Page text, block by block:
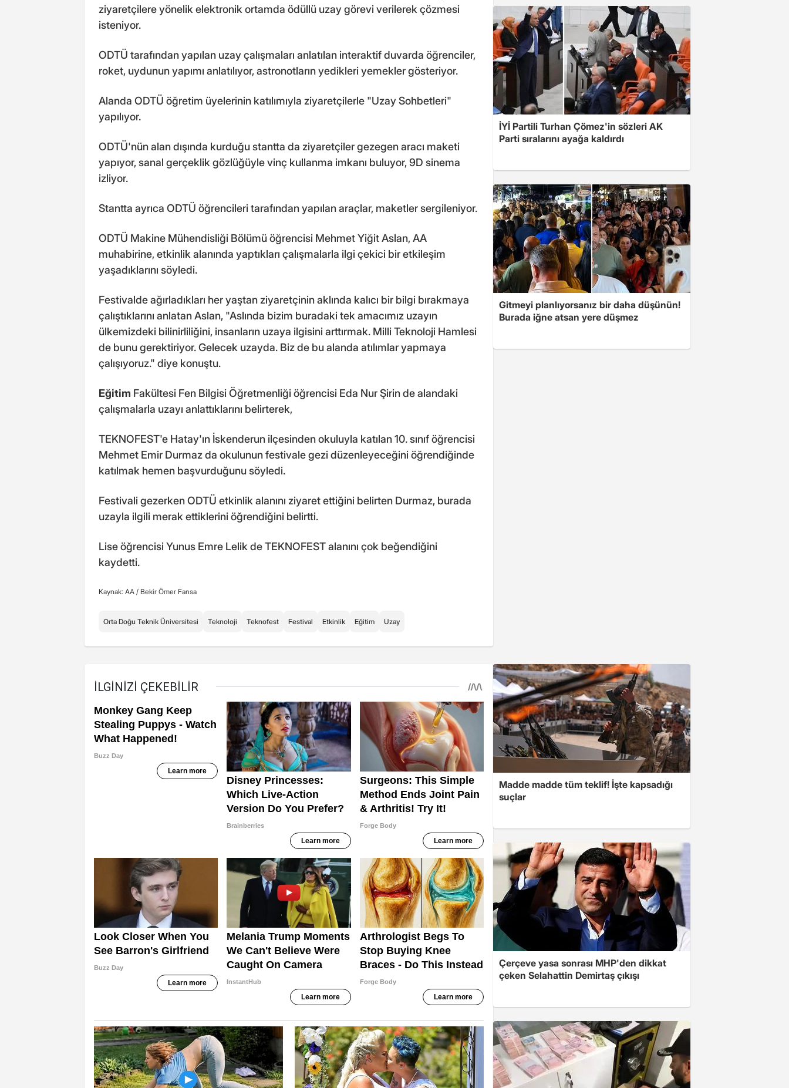
ziyaretçilere yönelik elektronik ortamda ödüllü uzay görevi verilerek çözmesi
isteniyor.
ODTÜ tarafından yapılan uzay çalışmaları anlatılan interaktif duvarda öğrenciler,
roket, uydunun yapımı anlatılıyor, astronotların yedikleri yemekler gösteriyor.
Alanda ODTÜ öğretim üyelerinin katılımıyla ziyaretçilerle "Uzay Sohbetleri"
yapılıyor.
ODTÜ'nün alan dışında kurduğu stantta da ziyaretçiler gezegen aracı maketi
yapıyor, sanal gerçeklik gözlüğüyle vinç kullanma imkanı buluyor, 9D sinema
izliyor.
Stantta ayrıca ODTÜ öğrencileri tarafından yapılan araçlar, maketler sergileniyor.
ODTÜ Makine Mühendisliği Bölümü öğrencisi Mehmet Yiğit Aslan, AA
muhabirine, etkinlik alanında yaptıkları çalışmalarla ilgi çekici bir etkileşim
yaşadıklarını söyledi.
Festivalde ağırladıkları her yaştan ziyaretçinin aklında kalıcı bir bilgi bırakmaya
çalıştıklarını anlatan Aslan, "Aslında bizim buradaki tek amacımız uzayın
ülkemizdeki bilinirliliğini, insanların uzaya ilgisini arttırmak. Milli Teknoloji Hamlesi
de bunu gerektiriyor. Gelecek uzayda. Biz de bu alanda atılımlar yapmaya
çalışıyoruz." diye konuştu.
Eğitim Fakültesi Fen Bilgisi Öğretmenliği öğrencisi Eda Nur Şirin de alandaki
çalışmalarla uzayı anlattıklarını belirterek,
TEKNOFEST'e Hatay'ın İskenderun ilçesinden okuluyla katılan 10. sınıf öğrencisi
Mehmet Emir Durmaz da okulunun festivale gezi düzenleyeceğini öğrendiğinde
katılmak hemen başvurduğunu söyledi.
Festivali gezerken ODTÜ etkinlik alanını ziyaret ettiğini belirten Durmaz, burada
uzayla ilgili merak ettiklerini öğrendiğini belirtti.
Lise öğrencisi Yunus Emre Lelik de TEKNOFEST alanını çok beğendiğini
kaydetti.
Kaynak: AA / Bekir Ömer Fansa
Orta Doğu Teknik Üniversitesi Teknoloji Teknofest Festival Etkinlik Eğitim Uzay
İYİ Partili Turhan Çömez'in sözleri AK
Parti sıralarını ayağa kaldırdı
Gitmeyi planlıyorsanız bir daha düşünün!
Burada iğne atsan yere düşmez
Madde madde tüm teklif! İşte kapsadığı
suçlar
Çerçeve yasa sonrası MHP'den dikkat
çeken Selahattin Demirtaş çıkışı